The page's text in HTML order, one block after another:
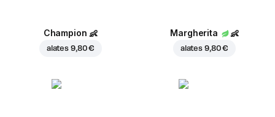
Champion 👶
alates 9,80 €
Margherita 👶
alates 9,80 €